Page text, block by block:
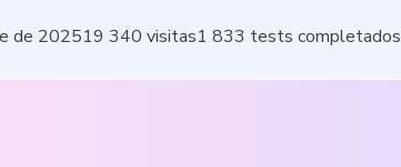
de 202519 340 visitas1 833 tests completados